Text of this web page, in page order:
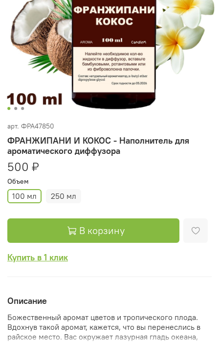
арт. ФРА47850
ФРАНЖИПАНИ И КОКОС - Наполнитель для
ароматического диффузора
500 ₽
Объем
100 мл 250 мл
В корзину
Купить в 1 клик
Описание
Божественный аромат цветов и тропического плода.
Вдохнув такой аромат, кажется, что вы перенеслись в
райское место. Вас окружает лазурная гладь океана,